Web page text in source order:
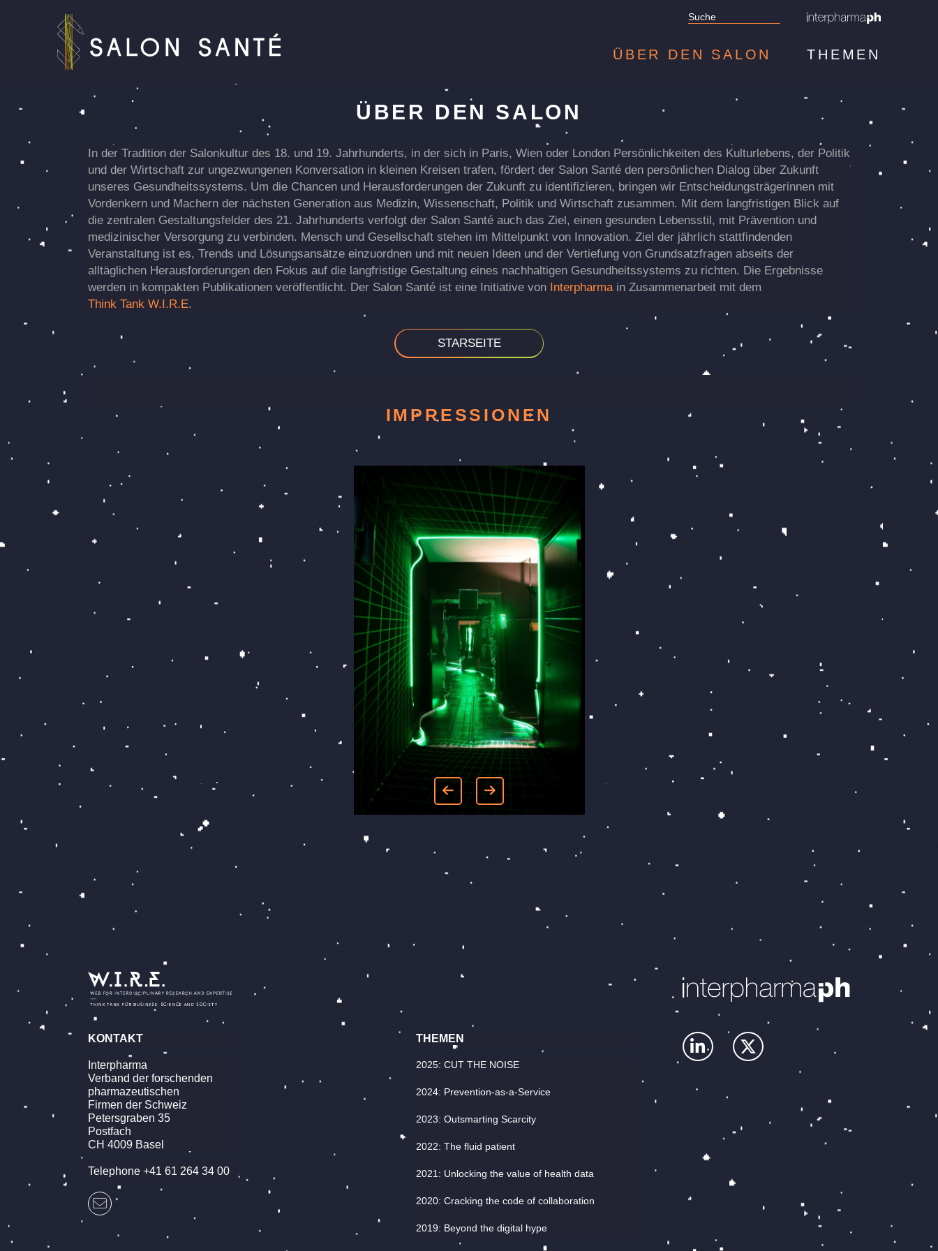
ÜBER DEN SALON THEMEN
2024: Prevention-as-
a-Service
2023: Outsmarting
Scarcity
2022: The fluid
2021: Unlocking
value of health
ÜBER DEN SALON
In der Tradition der Salonkultur des 18. und 19. Jahrhunderts, in der sich in Paris, Wien oder London Persönlichkeiten des Kulturlebens, der Politik
und der Wirtschaft zur ungezwungenen Konversation in kleinen Kreisen trafen, fördert der Salon Santé den persönlichen Dialog über Zukunft
unseres Gesundheitssystems. Um die Chancen und Herausforderungen der Zukunft zu identifizieren, bringen wir Entscheidungsträgerinnen mit
Vordenkern und Machern der nächsten Generation aus Medizin, Wissenschaft, Politik und Wirtschaft zusammen. Mit dem langfristigen Blick auf
die zentralen Gestaltungsfelder des 21. Jahrhunderts verfolgt der Salon Santé auch das Ziel, einen gesunden Lebensstil, mit Prävention und
medizinischer Versorgung zu verbinden. Mensch und Gesellschaft stehen im Mittelpunkt von Innovation. Ziel der jährlich stattfindenden
Veranstaltung ist es, Trends und Lösungsansätze einzuordnen und mit neuen Ideen und der Vertiefung von Grundsatzfragen abseits der
alltäglichen Herausforderungen den Fokus auf die langfristige Gestaltung eines nachhaltigen Gesundheitssystems zu richten. Die Ergebnisse
werden in kompakten Publikationen veröffentlicht. Der Salon Santé ist eine Initiative von Interpharmain Zusammenarbeit mit dem
Think Tank W.I.R.E.
STARSEITE
IMPRESSIONEN
KONTAKT
Interpharma
Verband der forschenden
pharmazeutischen
Firmen der Schweiz
Petersgraben 35
Postfach
CH 4009 Basel
Telephone +41 61 264 34 00
THEMEN
2025: CUT THE NOISE
2024: Prevention-as-a-Service
2023: Outsmarting Scarcity
2022: The fluid patient
2021: Unlocking the value of health data
2020: Cracking the code of collaboration
2019: Beyond the digital hype